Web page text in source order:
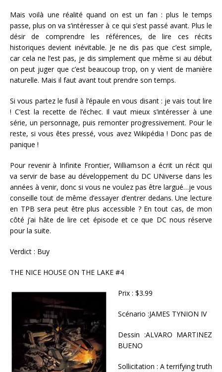
Mais voilà une réalité quand on est un fan : plus le temps
passe, plus on va s’intéresser à ce qui s’est passé avant. Plus le
désir de comprendre les références, de lire ces récits
historiques devient inévitable. Je ne dis pas que c’est simple,
car cela ne l’est pas, je dis simplement que même si au début
on peut juger que c’est beaucoup trop, on y vient de manière
naturelle. Mais il faut avant tout prendre son temps.
Si vous partez le fusil à l’épaule en vous disant : je vais tout lire
! C’est la recette de l’échec. Il vaut mieux s’intéresser à une
série, un personnage, puis remonter progressivement. Pour le
reste, si vous êtes pressé, vous avez Wikipédia ! Donc pas de
panique !
Pour revenir à Infinite Frontier, Williamson a écrit un récit qui
va servir de base au développement du DC UNiverse dans les
années à venir, donc si vous ne voulez pas être largué…je vous
conseille tout de même d’essayer d’entrer dedans. Une lecture
en TPB sera peut être plus accessible ? En tout cas, de mon
côté j’ai hâte de lire cet épisode et ce que DC nous réserve
pour la suite.
Verdict : Buy
THE NICE HOUSE ON THE LAKE #4
Prix : $3.99
Scénario :JAMES TYNION IV
Dessin :ALVARO MARTINEZ
BUENO
Sollicitation : A terrifying truth